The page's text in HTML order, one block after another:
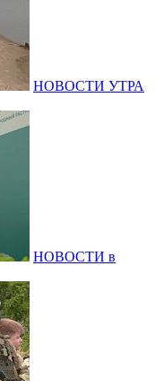
НОВОСТИ УТРА
НОВОСТИ в